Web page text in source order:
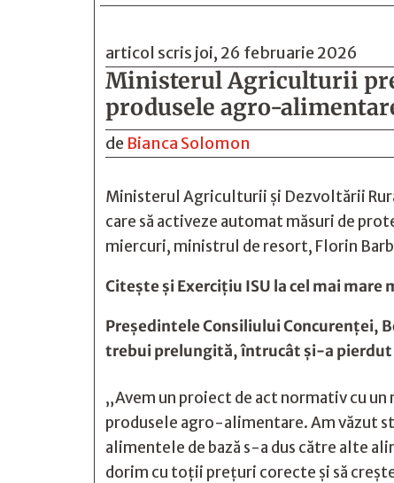
articol scris joi, 26 februarie 2026
Ministerul Agriculturii
produsele agro-
de Bianca Solomon
Ministerul Agriculturii şi Dezvoltării
care să activeze automat măsuri de
miercuri, ministrul de resort, Florin
Citește șiExercițiu ISU la cel mai mare
Preşedintele Consiliului Concurenţei,
trebui prelungită, întrucât şi-a
„Avem un proiect de act normativ cu
produsele agro-alimentare. Am văzut
alimentele de bază s-a dus către alte
dorim cu toţii preţuri corecte şi să